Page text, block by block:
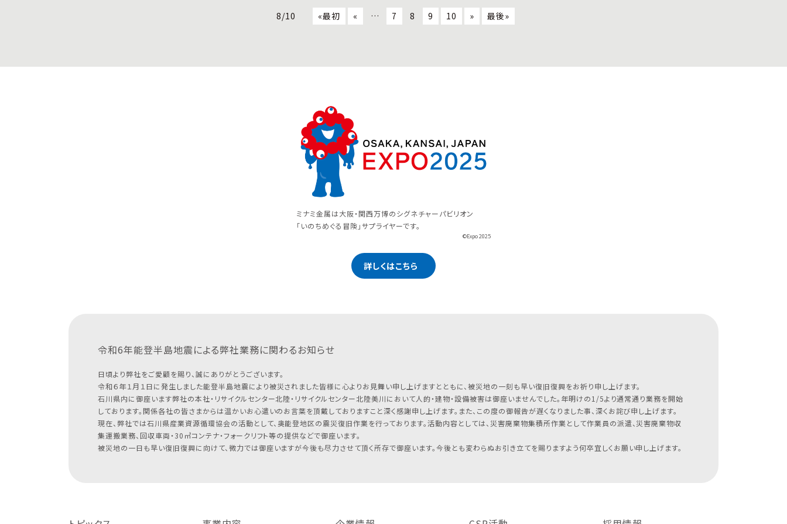
8/10 «最初 « … 7 8 9 10 » 最後»
ミナミ金属は大阪・関西万博のシグネチャーパビリオン
「いのちめぐる冒険」サプライヤーです。
©Expo 2025
詳しくはこちら
令和6年能登半島地震による弊社業務に関わるお知らせ
日頃より弊社をご愛顧を賜り、誠にありがとうございます。
令和６年１月１日に発生しました能登半島地震により被災されました皆様に心よりお見舞い申し上げますとともに、被災地の一刻も早い復旧復興をお祈り申し上げます。
石川県内に御座います弊社の本社・リサイクルセンター北陸・リサイクルセンター北陸美川において人的・建物・設備被害は御座いませんでした。年明けの1/5より通常通り業務を開始
しております。関係各社の皆さまからは温かいお心遣いのお言葉を頂戴しておりますこと深く感謝申し上げます。また、この度の御報告が遅くなりました事、深くお詫び申し上げます。
現在、弊社では石川県産業資源循環協会の活動として、奥能登地区の震災復旧作業を行っております。活動内容としては、災害廃棄物集積所作業として作業員の派遣、災害廃棄物収
集運搬業務、回収車両・30㎥コンテナ・フォークリフト等の提供などで御座います。
被災地の一日も早い復旧復興に向けて、微力では御座いますが今後も尽力させて頂く所存で御座います。今後とも変わらぬお引き立てを賜りますよう何卒宜しくお願い申し上げます。